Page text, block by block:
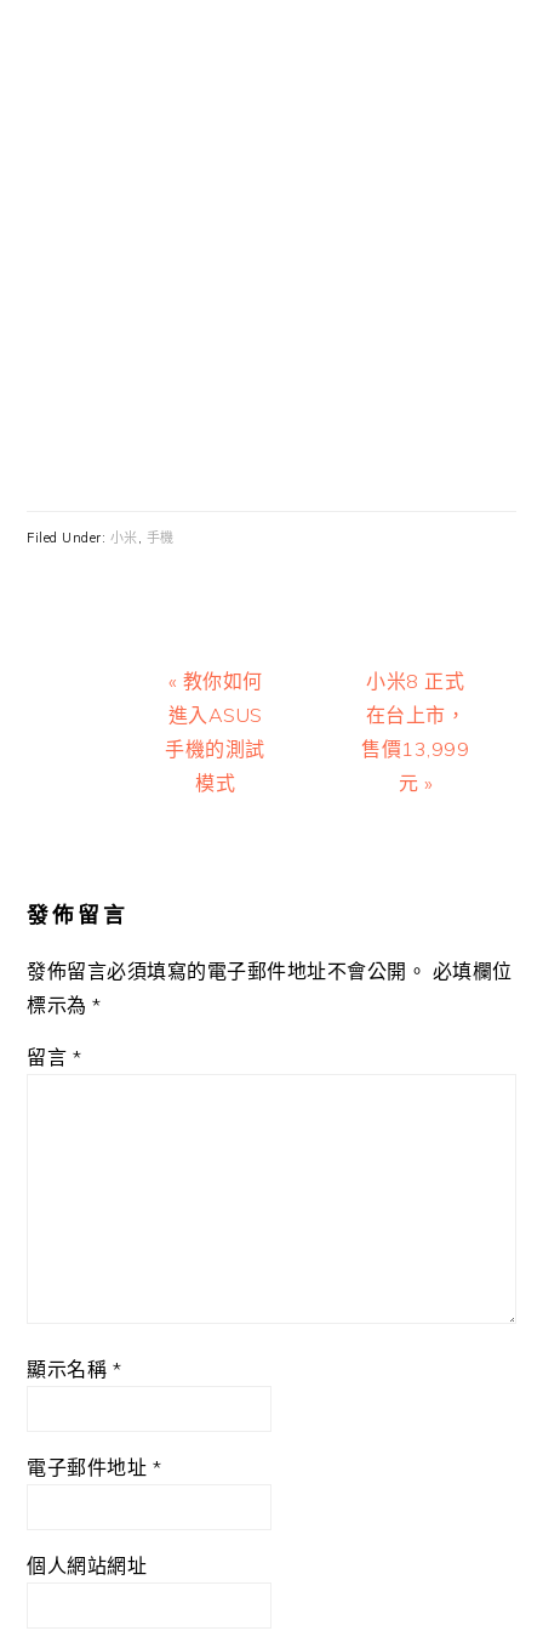
Filed Under: 小米, 手機
Previous
Post:
« 教你如何
進入ASUS
手機的測試
模式
Next
Post:
小米8 正式
在台上市，
售價13,999
元 »
發佈留言
發佈留言必須填寫的電子郵件地址不會公開。 必填欄位
標示為*
留言 *
顯示名稱 *
電子郵件地址 *
個人網站網址